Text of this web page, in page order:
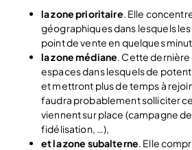
la zone prioritaire. Elle
géographiques dans lesquels
point de vente en quelques
la zone médiane. Cette
espaces dans lesquels de
et mettront plus de temps à
faudra probablement solliciter
viennent sur place (campagne
fidélisation, …),
et la zone subalterne. Elle